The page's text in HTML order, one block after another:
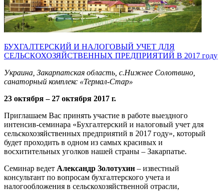
БУХГАЛТЕРСКИЙ И НАЛОГОВЫЙ УЧЕТ ДЛЯ
СЕЛЬСКОХОЗЯЙСТВЕННЫХ ПРЕДПРИЯТИЙ В 2017 году
Украина, Закарпатская область, с.Нижнее Солотвино,
санаторный комплекс «Термал-Стар»
23 октября – 27 октября 2017 г.
Приглашаем Вас принять участие в работе выездного
интенсив-семинара «Бухгалтерский и налоговый учет для
сельскохозяйственных предприятий в 2017 году», который
будет проходить в одном из самых красивых и
восхитительных уголков нашей страны – Закарпатье.
Семинар ведет Александр Золотухин – известный
консультант по вопросам бухгалтерского учета и
налогообложения в сельскохозяйственной отрасли,